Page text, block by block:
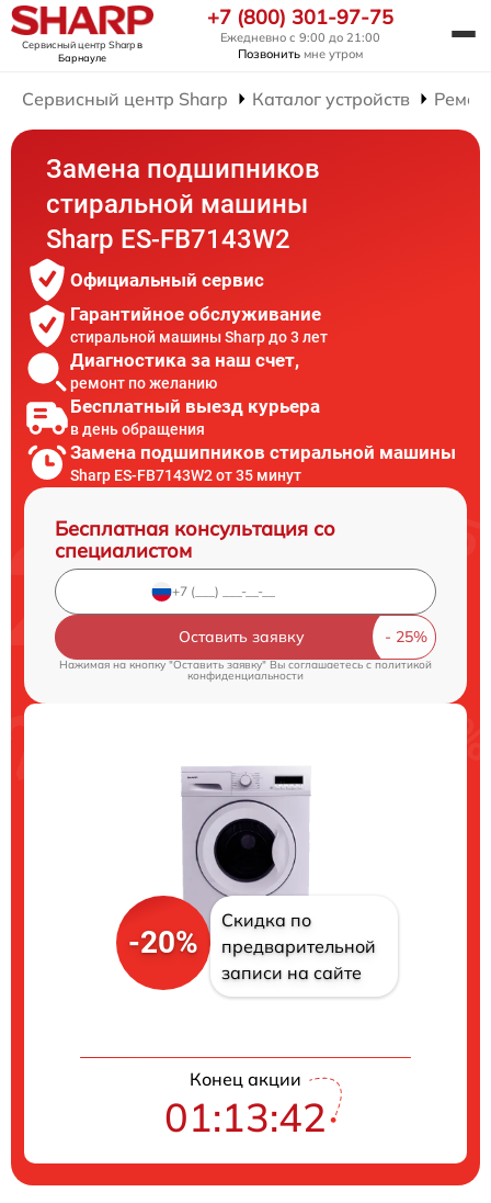
Сервисный центр Sharpв
Барнауле
+7 (800) 301-97-75
Ежедневно с 9:00 до 21:00
Позвонить мне утром
Сервисный центр Sharp Каталог устройств
Замена подшипников
стиральной машины
Sharp ES-FB7143W2
Официальный сервис
Гарантийное обслуживание
стиральной машины Sharp до 3 лет
Диагностика за наш счет,
ремонт по желанию
Бесплатный выезд курьера
в день обращения
Замена подшипников стиральной машины
Sharp ES-FB7143W2 от 35 минут
Бесплатная консультация со
специалистом
Оставить заявку
Нажимая на кнопку "Оставить заявку" Вы соглашаетесь cполитикой
конфиденциальности
-20%
Скидка по
предварительной
записи на сайте
Конец акции
01:13:42